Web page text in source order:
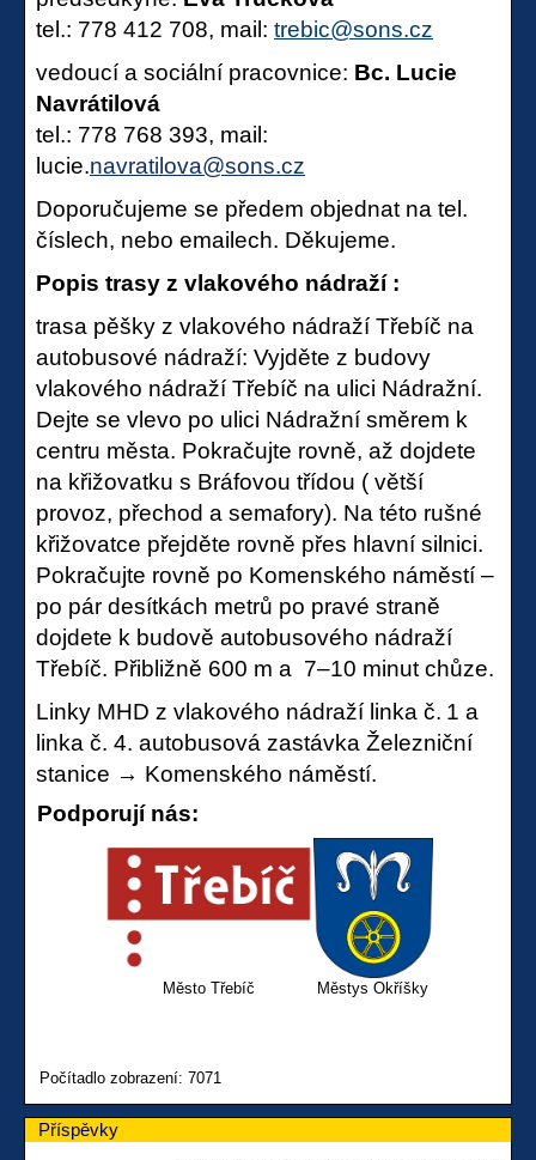
tel.: 778 412 708, mail: trebic@sons.cz
vedoucí a sociální pracovnice: Bc. Lucie
Navrátilová
tel.: 778 768 393, mail:
lucie.navratilova@sons.cz
Doporučujeme se předem objednat na tel.
číslech, nebo emailech. Děkujeme.
Popis trasy z vlakového nádraží :
trasa pěšky z vlakového nádraží Třebíč na
autobusové nádraží: Vyjděte z budovy
vlakového nádraží Třebíč na ulici Nádražní.
Dejte se vlevo po ulici Nádražní směrem k
centru města. Pokračujte rovně, až dojdete
na křižovatku s Bráfovou třídou ( větší
provoz, přechod a semafory). Na této rušné
křižovatce přejděte rovně přes hlavní silnici.
Pokračujte rovně po Komenského náměstí –
po pár desítkách metrů po pravé straně
dojdete k budově autobusového nádraží
Třebíč. Přibližně 600 m a 7–10 minut chůze.
Linky MHD z vlakového nádraží l inka č. 1 a
linka č. 4. autobusová zastávka Železniční
stanice → Komenského náměstí.
Podporují nás:
Město Třebíč Městys Okříšky
Počítadlo zobrazení: 7071
Příspěvky